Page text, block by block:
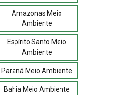
Amazonas Meio
Ambiente
Espírito Santo Meio
Ambiente
Paraná Meio Ambiente
Bahia Meio Ambiente